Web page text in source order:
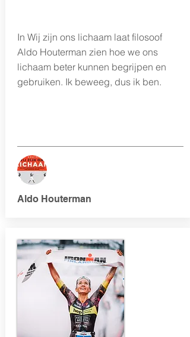
In Wij zijn ons lichaam laat filosoof
Aldo Houterman zien hoe we ons
lichaam beter kunnen begrijpen en
gebruiken. Ik beweeg, dus ik ben.
Aldo Houterman